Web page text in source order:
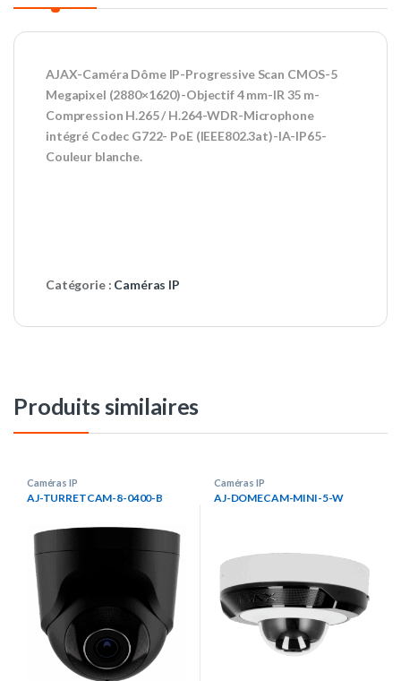
AJAX-Caméra Dôme IP-Progressive Scan CMOS-5
Megapixel (2880×1620)-Objectif 4 mm-IR 35 m-
Compression H.265 / H.264-WDR-Microphone
intégré Codec G722- PoE (IEEE802.3at)-IA-IP65-
Couleur blanche.
Catégorie : Caméras IP
Produits similaires
Caméras IP
AJ-TURRETCAM-8-0400-B
Caméras IP
AJ-DOMECAM-MINI-5-W